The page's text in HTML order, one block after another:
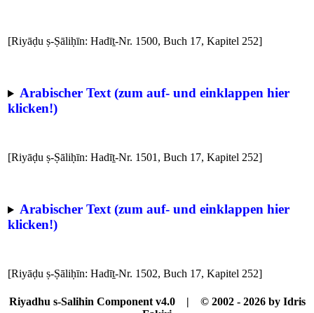
[Riyāḍu ṣ-Ṣāliḥīn: Hadīṯ-Nr. 1500, Buch 17, Kapitel 252]
Arabischer Text (zum auf- und einklappen hier
klicken!)
[Riyāḍu ṣ-Ṣāliḥīn: Hadīṯ-Nr. 1501, Buch 17, Kapitel 252]
Arabischer Text (zum auf- und einklappen hier
klicken!)
[Riyāḍu ṣ-Ṣāliḥīn: Hadīṯ-Nr. 1502, Buch 17, Kapitel 252]
Riyadhu s-Salihin Component v4.0 | © 2002 - 2026 by Idris